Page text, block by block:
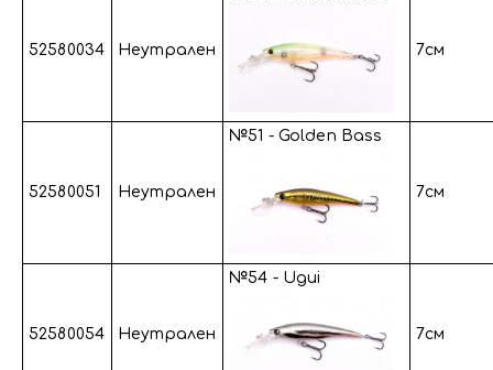
52580034 Неутрален 7см
52580051 Неутрален
№51 - Golden Bass
7см
52580054 Неутрален
№54 - Ugui
7см